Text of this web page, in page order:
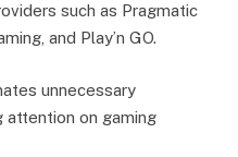
such as Pragmatic
and Play’n GO.
unnecessary
attention on gaming